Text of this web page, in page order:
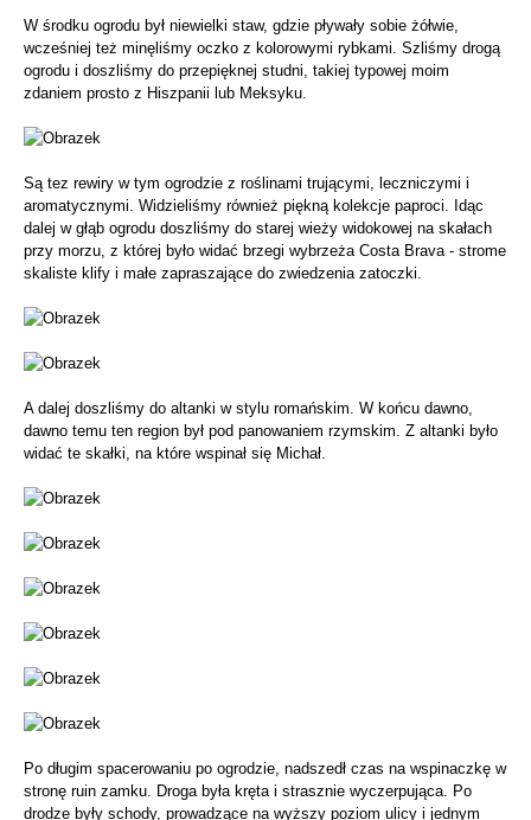
W środku ogrodu był niewielki staw, gdzie pływały sobie żółwie,
wcześniej też minęliśmy oczko z kolorowymi rybkami. Szliśmy drogą
ogrodu i doszliśmy do przepięknej studni, takiej typowej moim
zdaniem prosto z Hiszpanii lub Meksyku.
Są tez rewiry w tym ogrodzie z roślinami trującymi, leczniczymi i
aromatycznymi. Widzieliśmy również piękną kolekcje paproci. Idąc
dalej w głąb ogrodu doszliśmy do starej wieży widokowej na skałach
przy morzu, z której było widać brzegi wybrzeża Costa Brava - strome
skaliste klify i małe zapraszające do zwiedzenia zatoczki.
A dalej doszliśmy do altanki w stylu romańskim. W końcu dawno,
dawno temu ten region był pod panowaniem rzymskim. Z altanki było
widać te skałki, na które wspinał się Michał.
Po długim spacerowaniu po ogrodzie, nadszedł czas na wspinaczkę w
stronę ruin zamku. Droga była kręta i strasznie wyczerpująca. Po
drodze były schody, prowadzące na wyższy poziom ulicy i jednym